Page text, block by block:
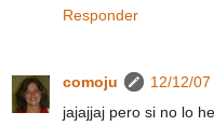
Responder
comoju
12/12/
jajajjaj pero si no lo